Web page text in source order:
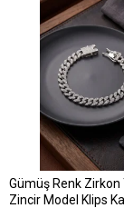
Gümüş Renk Zirkon
Zincir Model Klips